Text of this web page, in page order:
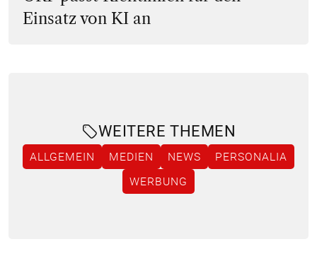
Einsatz von KI an
WEITERE THEMEN
ALLGEMEIN MEDIEN NEWS
PERSONALIA
WERBUNG